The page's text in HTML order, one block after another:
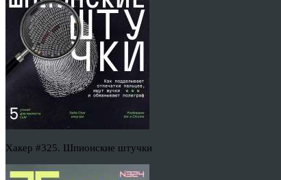
Хакер #325. Шпионские штучки